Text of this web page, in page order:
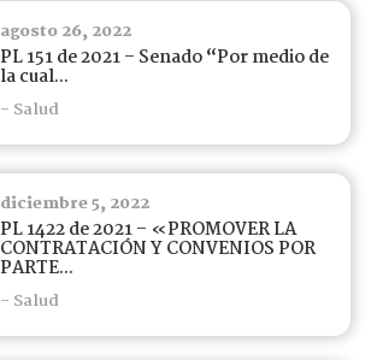
agosto 26, 2022
PL 151 de 2021 – Senado “Por medio de
la cual...
- Salud
diciembre 5, 2022
PL 1422 de 2021 – «PROMOVER LA
CONTRATACIÓN Y CONVENIOS POR
PARTE...
- Salud